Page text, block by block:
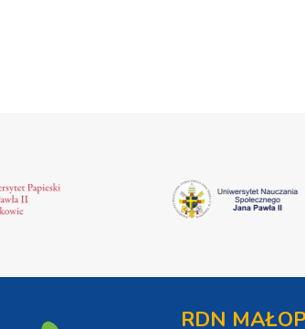
RDN